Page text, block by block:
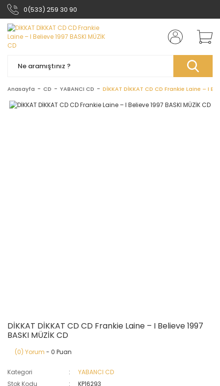
0(533) 259 30 90
Anasayfa CD YABANCI CD DİKKAT DİKKAT CD CD Frankie Laine ‎– I
DİKKAT DİKKAT CD CD Frankie Laine ‎– I Believe 1997
BASKI MÜZİK CD
(0) Yorum - 0 Puan
Kategori
YABANCI CD
Stok Kodu
KP16293